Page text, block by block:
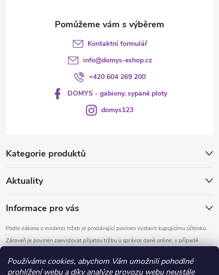
Používáme cookies, abychom Vám umožnili pohodlné
prohlížení webu a díky analýze provozu webu neustále
Kategorie produktů
Aktuality
Informace pro vás
Podle zákona o evidenci tržeb je prodávající povinen vystavit kupujícímu účtenku.
Zároveň je povinen zaevidovat přijatou tržbu u správce daně online; v případě
Kontaktní formulář
info@domys-eshop.cz
+420 604 269 200
DOMYS - gabiony, sypané ploty
domys123